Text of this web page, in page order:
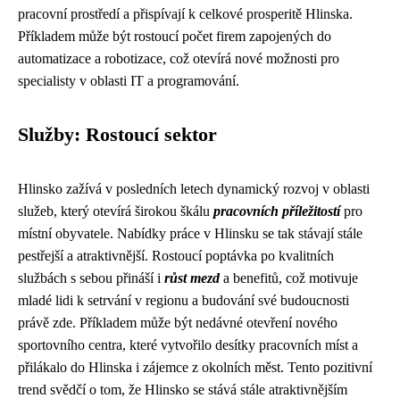
pracovní prostředí a přispívají k celkové prosperitě Hlinska.
Příkladem může být rostoucí počet firem zapojených do
automatizace a robotizace, což otevírá nové možnosti pro
specialisty v oblasti IT a programování.
Služby: Rostoucí sektor
Hlinsko zažívá v posledních letech dynamický rozvoj v oblasti
služeb, který otevírá širokou škálu pracovních příležitostípro
místní obyvatele. Nabídky práce v Hlinsku se tak stávají stále
pestřejší a atraktivnější. Rostoucí poptávka po kvalitních
službách s sebou přináší i růst mezda benefitů, což motivuje
mladé lidi k setrvání v regionu a budování své budoucnosti
právě zde. Příkladem může být nedávné otevření nového
sportovního centra, které vytvořilo desítky pracovních míst a
přilákalo do Hlinska i zájemce z okolních měst. Tento pozitivní
trend svědčí o tom, že Hlinsko se stává stále atraktivnějším